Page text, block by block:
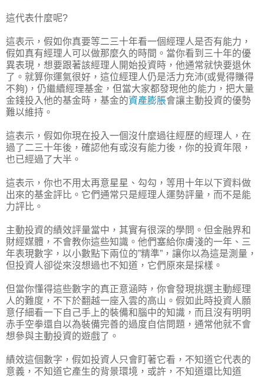
這代表什麼呢?
這表示，假如你真要等二三十年看一個經理人是否有能力，
假如真有經理人可以做那麼久的時間。當你看到三十年的優
異表現，想要跟著該經理人開始投資時，他通常就快要退休
了。就算你運氣很好，這位經理人仍是活力充沛(或覺得賺得
不夠)，仍繼續經理基金，但當大家都發現他的能力，把大量
金錢投入他的基金時，基金的資產膨脹會讓主動投資的優勢
難以維持。
這表示，假如你現在投入一個沒什麼過往經歷的經理人，在
過了二三十年後，確認他有或沒有能力後，你的投資年限，
也已經過了大半。
這表示，你也不用太再意星星、勾勾，等用十年以下資料做
出來的基金評比。它們通常只是經理人運勢評量，而不是能
力評比。
主動投資的績效評量當中，其實有很深的學問。但金融界和
財經媒體，不會教你這些知識。他們塞給你膚淺的一年、三
年表現數字，以小數點下兩位的”精準”，讓你以為這是測量，
但投資人卻從來沒想過也不知道，它們原來是採樣。
但當你懂得這些數字的真正意涵時，你會發現挑選主動經理
人的難度，不下於翻越一座入雲的高山。假如此時投資人願
意仔細看一下自己手上的裝備和腦中的知識，而且沒有明明
赤手空拳還自以為裝備完善的過度自信問題，通常他就不會
想參與主動投資的遊戲了。
績效這個數字，假如投資人只會盯著它看，不知道它代表的
意義，不知道它產生的背景環境，或許，不知道還比知道